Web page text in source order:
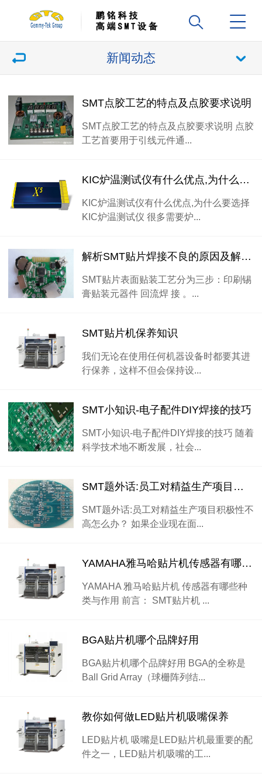
新闻动态
SMT点胶工艺的特点​及点胶要求说明
SMT点胶工艺的特点​及点胶要求说明 点胶
工艺首要用于引线元件通...
KIC炉温测试仪有什么优点,为什么要选择KIC炉温测
KIC炉温测试仪有什么优点,为什么要选择
KIC炉温测试仪 很多需要炉...
解析SMT贴片焊接不良的原因及解决办法
SMT贴片表面贴装工艺分为三步：印刷锡
膏贴装元器件 回流焊 接 。...
SMT贴片机保养知识
我们无论在使用任何机器设备时都要其进
行保养，这样不但会保持设...
SMT小知识-电子配件DIY焊接的技巧
SMT小知识-电子配件DIY焊接的技巧 随着
科学技术地不断发展，社会...
SMT题外话:员工对精益生产项目积极性不高怎么办
SMT题外话:员工对精益生产项目积极性不
高怎么办？ 如果企业现在面...
YAMAHA雅马哈贴片机传感器有哪些种类与作用
YAMAHA 雅马哈贴片机 传感器有哪些种
类与作用 前言： SMT贴片机 ...
BGA贴片机哪个品牌好用
BGA贴片机哪个品牌好用 BGA的全称是
Ball Grid Array（球栅阵列结...
教你如何做LED贴片机吸嘴保养
LED贴片机 吸嘴是LED贴片机最重要的配
件之一，LED贴片机吸嘴的工...